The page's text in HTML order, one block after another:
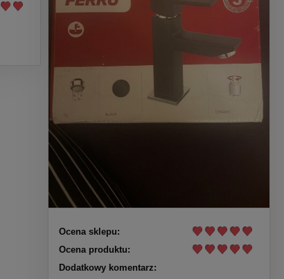
Ocena sklepu:
Ocena produktu:
Dodatkowy komentarz: